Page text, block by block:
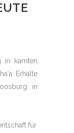
in karnten
Erhalte
in
für